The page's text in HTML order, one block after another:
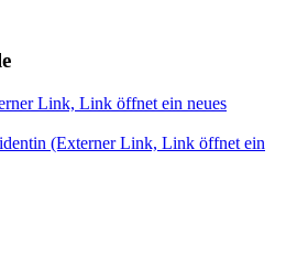
Link, Link öffnet ein neues
(Externer Link, Link öffnet ein